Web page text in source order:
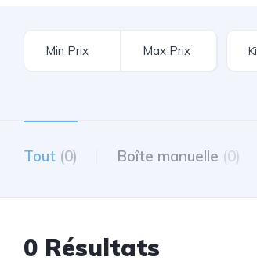
Tout (0) Boîte manuelle (0)
0 Résultats